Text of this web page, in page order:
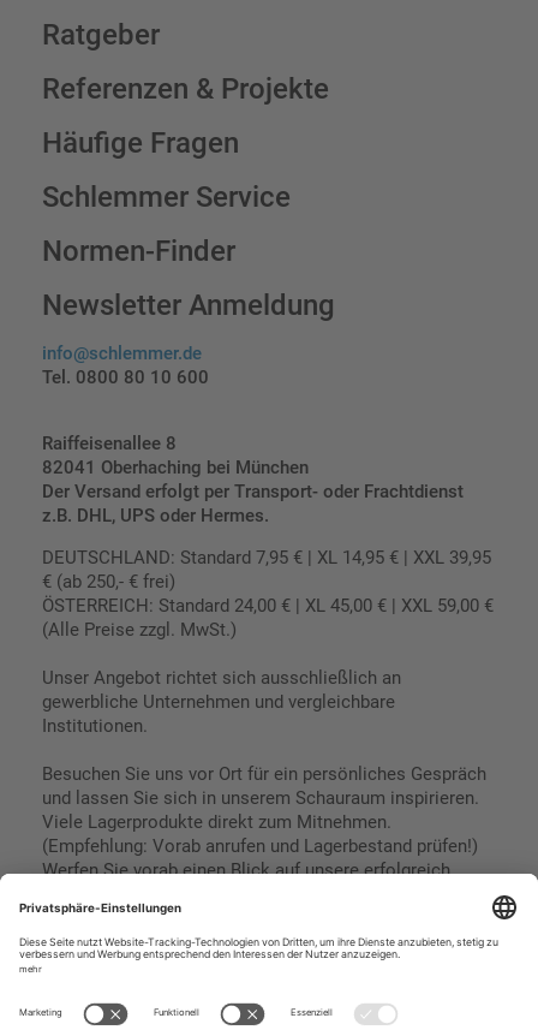
Ratgeber
Referenzen & Projekte
Häufige Fragen
Schlemmer Service
Normen-Finder
Newsletter Anmeldung
info@schlemmer.de
Tel. 0800 80 10 600
Raiffeisenallee 8
82041 Oberhaching bei München
Der Versand erfolgt per Transport- oder Frachtdienst
z.B. DHL, UPS oder Hermes.
DEUTSCHLAND: Standard 7,95 € | XL 14,95 € | XXL 39,95
€ (ab 250,- € frei)
ÖSTERREICH: Standard 24,00 € | XL 45,00 € | XXL 59,00 €
(Alle Preise zzgl. MwSt.)
Unser Angebot richtet sich ausschließlich an
gewerbliche Unternehmen und vergleichbare
Institutionen.
Besuchen Sie uns vor Ort für ein persönliches Gespräch
und lassen Sie sich in unserem Schauraum inspirieren.
Viele Lagerprodukte direkt zum Mitnehmen.
(Empfehlung: Vorab anrufen und Lagerbestand prüfen!)
Werfen Sie vorab einen Blick auf unsere erfolgreich
Impressum
Datenschutz
SEPA Lastschrift
Kreditkarte